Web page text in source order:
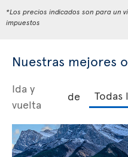
*Los precios indicados son para un
impuestos
Nuestras mejores
Ida y
vuelta
de